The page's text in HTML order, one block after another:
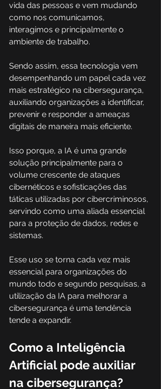
vida das pessoas e vem mudando
como nos comunicamos,
interagimos e principalmente o
ambiente de trabalho.
Sendo assim, essa tecnologia vem
desempenhando um papel cada vez
mais estratégico na cibersegurança,
auxiliando organizações a identificar,
prevenir e responder a ameaças
digitais de maneira mais eficiente.
Isso porque, a IA é uma grande
solução principalmente para o
volume crescente de ataques
cibernéticos e sofisticações das
táticas utilizadas por cibercriminosos,
servindo como uma aliada essencial
para a proteção de dados, redes e
sistemas.
Esse uso se torna cada vez mais
essencial para organizações do
mundo todo e segundo pesquisas, a
utilização da IA para melhorar a
cibersegurança é uma tendência
tende a expandir.
Como a Inteligência
Artificial pode auxiliar
na cibersegurança?